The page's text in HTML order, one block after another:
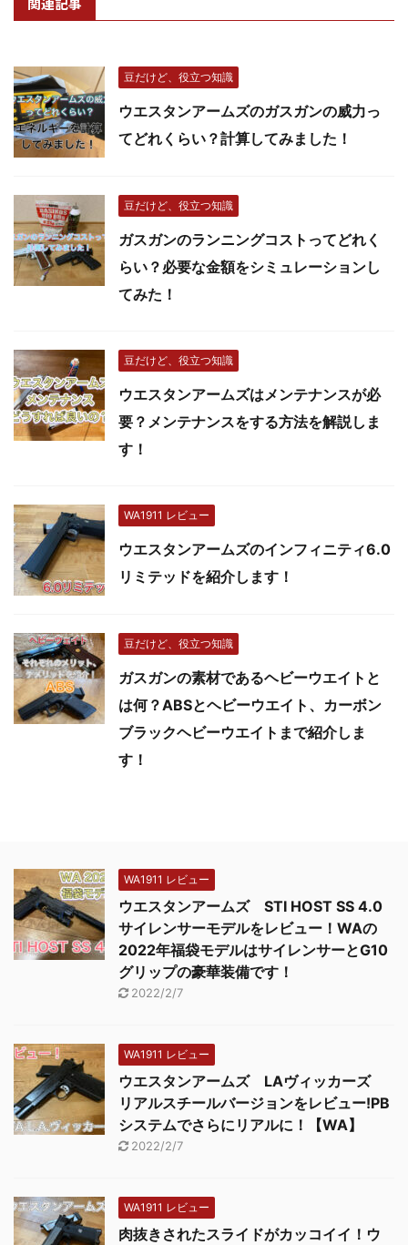
豆だけど、役立つ知識
ウエスタンアームズのガスガンの威力っ
てどれくらい？計算してみました！
豆だけど、役立つ知識
ガスガンのランニングコストってどれく
らい？必要な金額をシミュレーションし
てみた！
豆だけど、役立つ知識
ウエスタンアームズはメンテナンスが必
要？メンテナンスをする方法を解説しま
す！
WA1911 レビュー
ウエスタンアームズのインフィニティ6.0
リミテッドを紹介します！
豆だけど、役立つ知識
ガスガンの素材であるヘビーウエイトと
は何？ABSとヘビーウエイト、カーボン
ブラックヘビーウエイトまで紹介しま
す！
WA1911 レビュー
ウエスタンアームズ STI HOST SS 4.0
サイレンサーモデルをレビュー！WAの
2022年福袋モデルはサイレンサーとG10
グリップの豪華装備です！
2022/2/7
WA1911 レビュー
ウエスタンアームズ LAヴィッカーズ
リアルスチールバージョンをレビュー!PB
システムでさらにリアルに！【WA】
2022/2/7
WA1911 レビュー
肉抜きされたスライドがカッコイイ！ウ